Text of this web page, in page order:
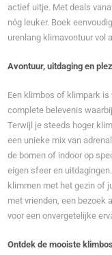
actief uitje. Met deals
nóg leuker. Boek
urenlang klimavontuur vol
Avontuur, uitdaging en
Een klimbos of klimpark is
complete belevenis
Terwijl je steeds hoger
een unieke mix van
de bomen of indoor op
eigen sfeer en
klimmen met het gezin of
met vrienden, een bezoek
voor een onvergetelijke
Ontdek de mooiste